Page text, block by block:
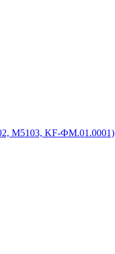
M5103, KF-ФМ.01.0001)